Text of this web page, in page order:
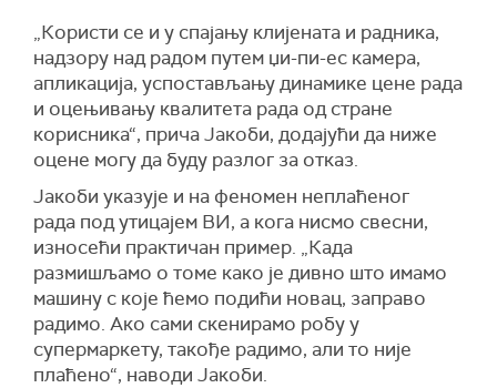
„Користи се и у спајању клијената и радника,
надзору над радом путем џи-пи-ес камера,
апликација, успостављању динамике цене рада
и оцењивању квалитета рада од стране
корисника“, прича Јакоби, додајући да ниже
оцене могу да буду разлог за отказ.
Јакоби указује и на феномен неплаћеног
рада под утицајем ВИ, а кога нисмо свесни,
износећи практичан пример. „Када
размишљамо о томе како је дивно што имамо
машину с које ћемо подићи новац, заправо
радимо. Ако сами скенирамо робу у
супермаркету, такође радимо, али то није
плаћено“, наводи Јакоби.